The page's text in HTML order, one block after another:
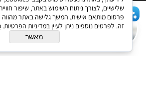
בניית אתרים
שלישיים, לצורך ניתוח השימוש באתר, שיפור
פרסום מותאם אישית. המשך גלישה באתר
זה. לפרטים נוספים ניתן לעיין במדיניות הפרטיות.
מאשר